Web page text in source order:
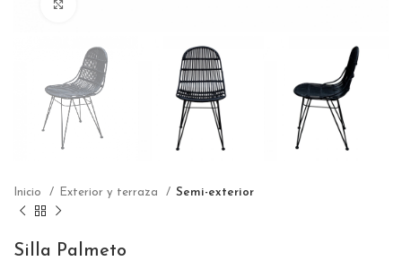
Inicio Exterior y terraza Semi-exterior
Silla Palmeto